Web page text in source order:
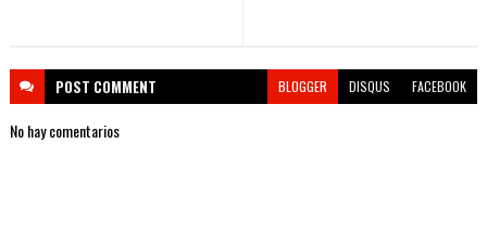
POST COMMENT BLOGGER DISQUS FACEBOOK
No hay comentarios